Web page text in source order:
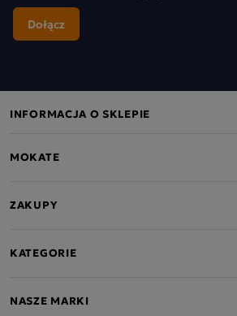
INFORMACJA O SKLEPIE
MOKATE
ZAKUPY
KATEGORIE
NASZE MARKI